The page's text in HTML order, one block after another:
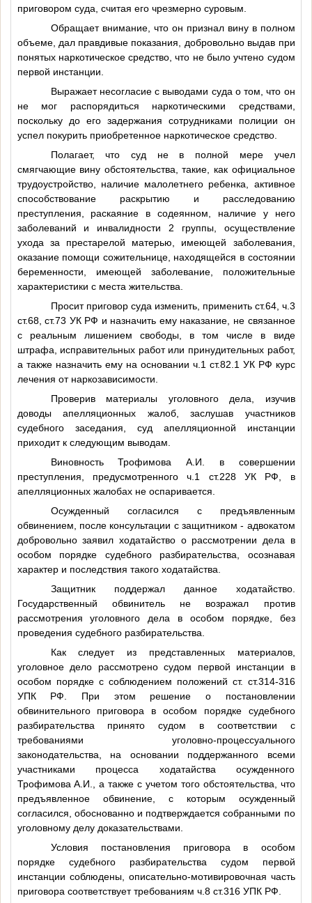
приговором суда, считая его чрезмерно суровым.
Обращает внимание, что он признал вину в полном
объеме, дал правдивые показания, добровольно выдав при
понятых наркотическое средство, что не было учтено судом
первой инстанции.
Выражает несогласие с выводами суда о том, что он
не мог распорядиться наркотическими средствами,
поскольку до его задержания сотрудниками полиции он
успел покурить приобретенное наркотическое средство.
Полагает, что суд не в полной мере учел
смягчающие вину обстоятельства, такие, как официальное
трудоустройство, наличие малолетнего ребенка, активное
способствование раскрытию и расследованию
преступления, раскаяние в содеянном, наличие у него
заболеваний и инвалидности 2 группы, осуществление
ухода за престарелой матерью, имеющей заболевания,
оказание помощи сожительнице, находящейся в состоянии
беременности, имеющей заболевание, положительные
характеристики с места жительства.
Просит приговор суда изменить, применить ст.64, ч.3
ст.68, ст.73 УК РФ и назначить ему наказание, не связанное
с реальным лишением свободы, в том числе в виде
штрафа, исправительных работ или принудительных работ,
а также назначить ему на основании ч.1 ст.82.1 УК РФ курс
лечения от наркозависимости.
Проверив материалы уголовного дела, изучив
доводы апелляционных жалоб, заслушав участников
судебного заседания, суд апелляционной инстанции
приходит к следующим выводам.
Виновность Трофимова А.И. в совершении
преступления, предусмотренного ч.1 ст.228 УК РФ, в
апелляционных жалобах не оспаривается.
Осужденный согласился с предъявленным
обвинением, после консультации с защитником - адвокатом
добровольно заявил ходатайство о рассмотрении дела в
особом порядке судебного разбирательства, осознавая
характер и последствия такого ходатайства.
Защитник поддержал данное ходатайство.
Государственный обвинитель не возражал против
рассмотрения уголовного дела в особом порядке, без
проведения судебного разбирательства.
Как следует из представленных материалов,
уголовное дело рассмотрено судом первой инстанции в
особом порядке с соблюдением положений ст. ст.314-316
УПК РФ. При этом решение о постановлении
обвинительного приговора в особом порядке судебного
разбирательства принято судом в соответствии с
требованиями уголовно-процессуального
законодательства, на основании поддержанного всеми
участниками процесса ходатайства осужденного
Трофимова А.И., а также с учетом того обстоятельства, что
предъявленное обвинение, с которым осужденный
согласился, обоснованно и подтверждается собранными по
уголовному делу доказательствами.
Условия постановления приговора в особом
порядке судебного разбирательства судом первой
инстанции соблюдены, описательно-мотивировочная часть
приговора соответствует требованиям ч.8 ст.316 УПК РФ.